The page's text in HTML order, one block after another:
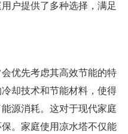
户提供了多种选择，满足
优先考虑其高效节能的特
却技术和节能材料，使得
源消耗。这对于现代家庭
。家庭使用凉水塔不仅能